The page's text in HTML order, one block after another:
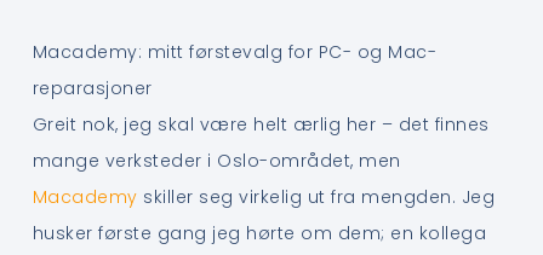
Macademy: mitt førstevalg for PC- og Mac-
reparasjoner
Greit nok, jeg skal være helt ærlig her – det finnes
mange verksteder i Oslo-området, men
Macademy skiller seg virkelig ut fra mengden. Jeg
husker første gang jeg hørte om dem; en kollega